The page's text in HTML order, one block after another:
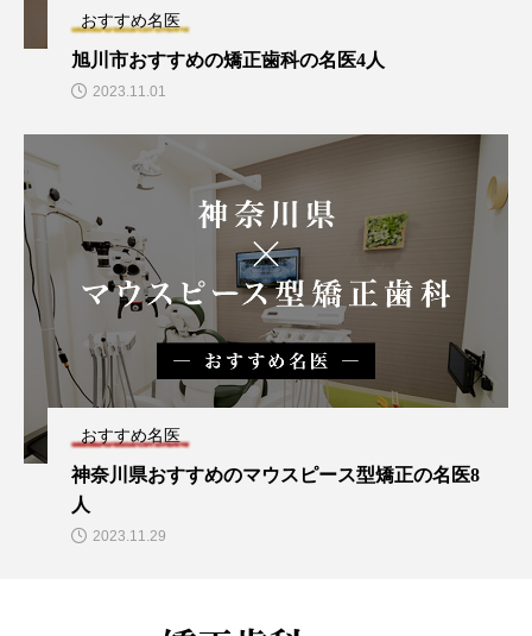
おすすめ名医
旭川市おすすめの矯正歯科の名医4人
2023.11.01
おすすめ名医
神奈川県おすすめのマウスピース型矯正の名医8
人
2023.11.29